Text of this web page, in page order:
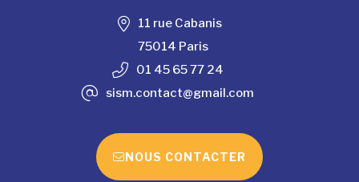
11 rue Cabanis
75014 Paris
01 45 65 77 24
sism.contact@gmail.com
NOUS CONTACTER